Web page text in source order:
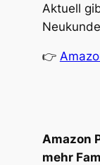
Aktuell
👉
Amazon
mehr